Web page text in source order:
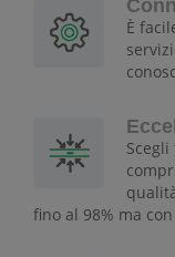
È
fino al 98% ma